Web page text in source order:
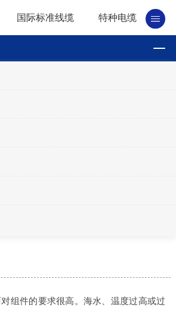
国际标准线缆 特种电缆
组件的要求很高。海水、温度过高或过